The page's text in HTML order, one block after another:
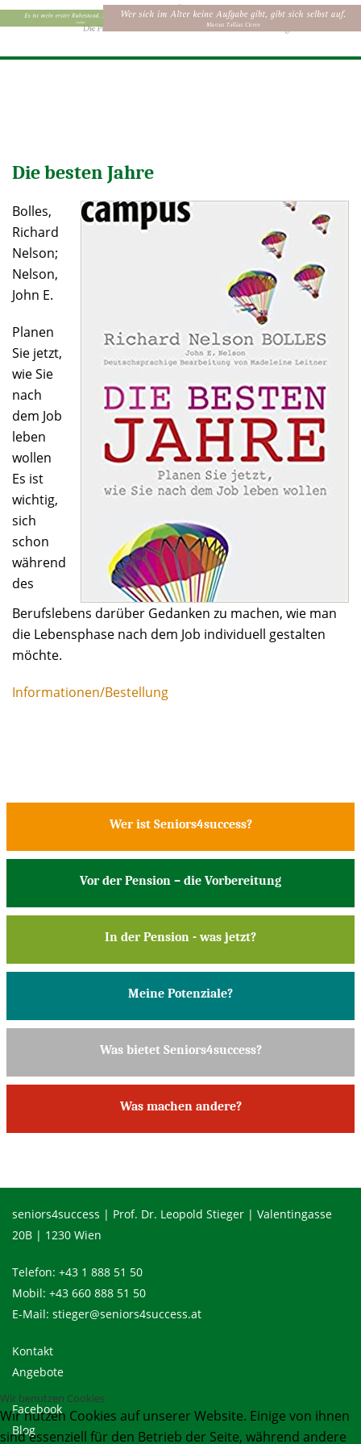
Die besten Jahre
Bolles,
Richard
Nelson;
Nelson,
John E.
Planen
Sie jetzt,
wie Sie
nach
dem Job
leben
wollen
Es ist
wichtig,
sich
schon
während
des
Berufslebens darüber Gedanken zu machen, wie man
die Lebensphase nach dem Job individuell gestalten
möchte.
Informationen/Bestellung
Wer ist Seniors4success?
Vor der Pension – die Vorbereitung
In der Pension - was jetzt?
Meine Potenziale?
Was bietet Seniors4success?
Was machen andere?
seniors4success | Prof. Dr. Leopold Stieger | Valentingasse
20B | 1230 Wien
Telefon: +43 1 888 51 50
Mobil: +43 660 888 51 50
E-Mail: stieger@seniors4success.at
Kontakt
Angebote
Facebook
Blog
Wir benutzen Cookies
Wir nutzen Cookies auf unserer Website. Einige von ihnen
sind essenziell für den Betrieb der Seite, während andere